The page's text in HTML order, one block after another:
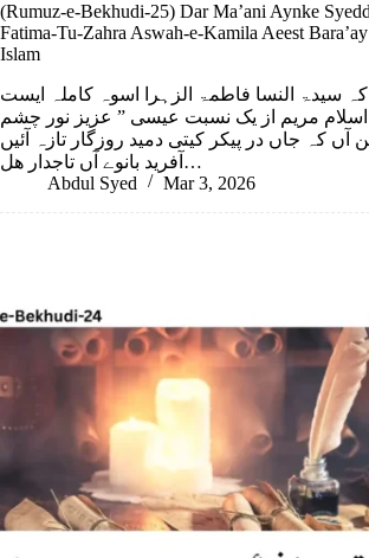
(Rumuz-e-Bekhudi-25) Dar Ma’ani Aynke
Fatima-Tu-Zahra Aswah-e-Kamila Aeest
Islam
سیدۃ النسا فاطمۃ الزہرا اسوہ کاملہ ایست
اسلام مریم از یک نسبت عیسی ” عزیز نور چشم
آں کہ جاں در پیکر کیتی دمید روزگار تازہ آئیں
آفرید بانوے آں تاجدار ھل…
Abdul Syed
Mar 3, 2026